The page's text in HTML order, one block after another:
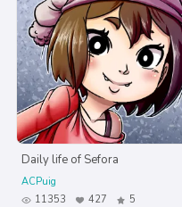
Daily life of Sefora
ACPuig
11353
427 5